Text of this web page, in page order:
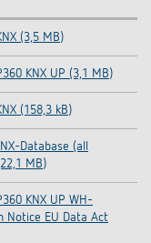
(3,5 MB)
KNX UP (3,1 MB)
(158,3 kB)
Database (all
MB)
KNX UP WH-
Notice EU Data Act